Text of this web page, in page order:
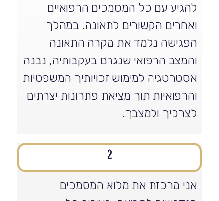
להגיע עם כל המסמכים הרפואיים
ואחרים הקשורים לתאונה. במהלך
הפגישה נלמד את מקרה התאונה
והמצב הרפואי שנגרם בעקבותיה, נבנה
אסטרטגיה למימוש זכויותיך המשפטיות
והרפואיות תוך מציאת פתרונות יצרתים
לצרכיך ולמצבך.
2
אני מרכזת את מלוא המסמכים